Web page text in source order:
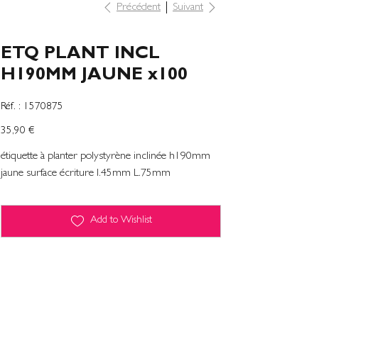
Précédent Suivant
ETQ PLANT INCL
H190MM JAUNE x100
Réf. :
SKU
1570875
1570875
Prix
35,90 €
étiquette à planter polystyrène inclinée h190mm
jaune surface écriture l.45mm L.75mm
Add to Wishlist